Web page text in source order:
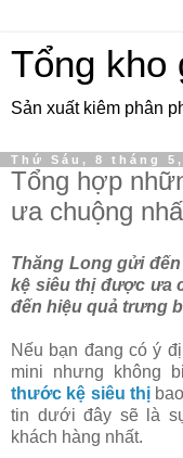
Tổng kho
Sản xuất kiêm phân
Thứ Sáu, 8 tháng 5,
Tổng hợp
ưa chuộng
Thăng Long gửi
kệ siêu thị được ưa
đến hiệu quả trưng
Nếu bạn đang có ý
mini nhưng không
thước kệ siêu thị
tin dưới đây sẽ là
khách hàng nhất.